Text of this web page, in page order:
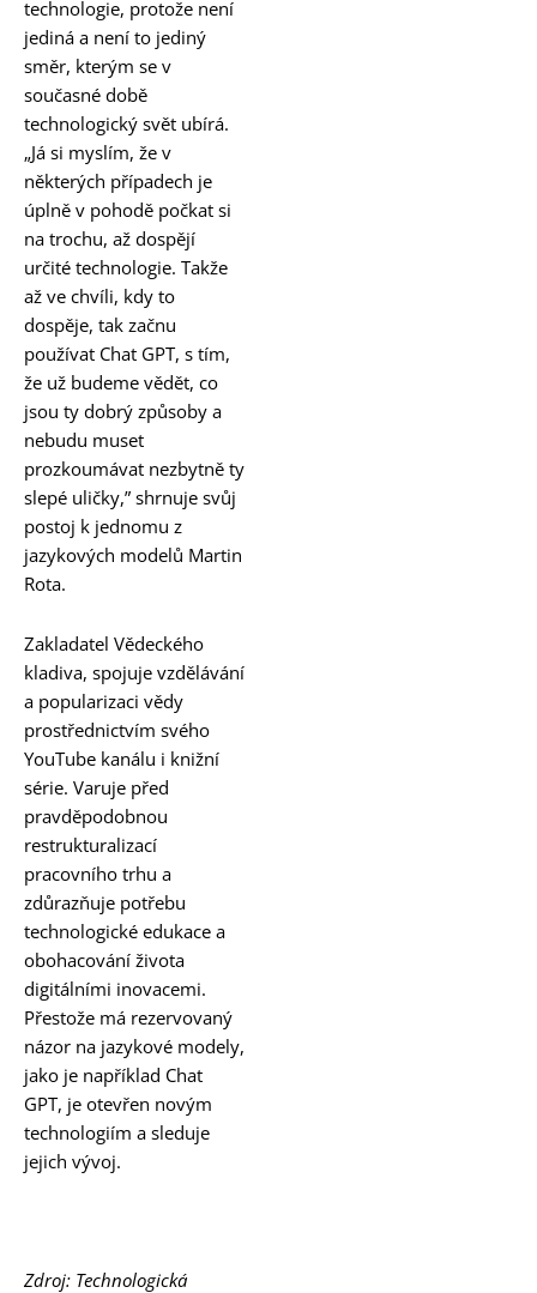
technologie, protože není
jediná a není to jediný
směr, kterým se v
současné době
technologický svět ubírá.
„Já si myslím, že v
některých případech je
úplně v pohodě počkat si
na trochu, až dospějí
určité technologie. Takže
až ve chvíli, kdy to
dospěje, tak začnu
používat Chat GPT, s tím,
že už budeme vědět, co
jsou ty dobrý způsoby a
nebudu muset
prozkoumávat nezbytně ty
slepé uličky,” shrnuje svůj
postoj k jednomu z
jazykových modelů Martin
Rota.
Zakladatel Vědeckého
kladiva, spojuje vzdělávání
a popularizaci vědy
prostřednictvím svého
YouTube kanálu i knižní
série. Varuje před
pravděpodobnou
restrukturalizací
pracovního trhu a
zdůrazňuje potřebu
technologické edukace a
obohacování života
digitálními inovacemi.
Přestože má rezervovaný
názor na jazykové modely,
jako je například Chat
GPT, je otevřen novým
technologiím a sleduje
jejich vývoj.
Zdroj: Technologická